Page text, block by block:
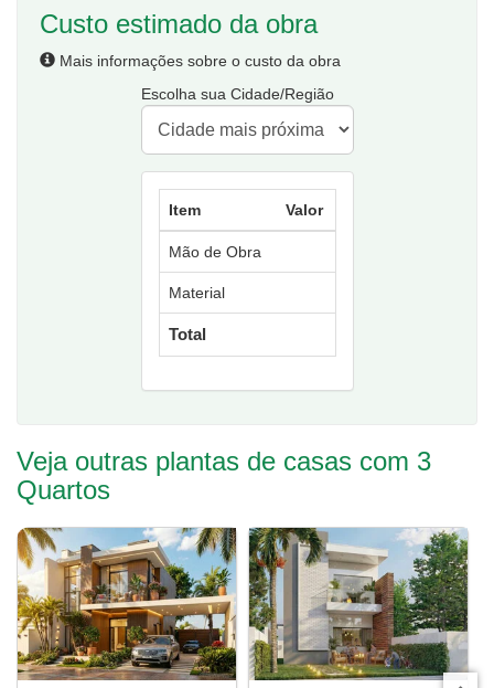
Custo estimado da obra
Mais informações sobre o custo da obra
Escolha sua Cidade/Região
Item Valor
Mão de Obra
Material
Total
Veja outras plantas de casas com 3
Quartos